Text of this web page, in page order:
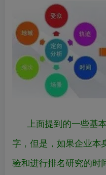
上面提到的一些基
字，但是，如果企业本
验和进行排名研究的时